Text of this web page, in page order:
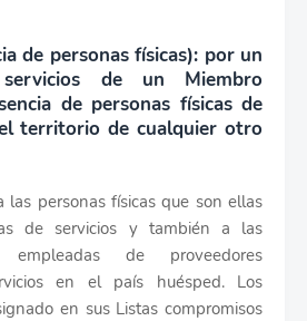
de personas físicas): por un
de un Miembro
de personas físicas de
territorio de cualquier otro
las personas físicas que son ellas
de servicios y también a las
empleadas de proveedores
en el país huésped. Los
en sus Listas compromisos